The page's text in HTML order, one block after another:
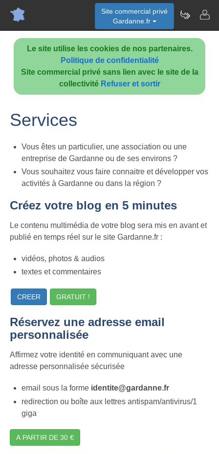
Le site utilise les cookies de nos partenaires.
Politique de confidentialité
Site commercial privé sans lien avec le site de la
collectivité Refuser et sortir
Site commercial privé
Gardanne.fr
Services
Vous êtes un particulier, une association ou une
entreprise de Gardanne ou de ses environs ?
Vous souhaitez vous faire connaitre et développer vos
activités à Gardanne ou dans la région ?
Créez votre blog en 5 minutes
Le contenu multimédia de votre blog sera mis en avant et
publié en temps réel sur le site Gardanne.fr :
vidéos, photos & audios
textes et commentaires
CREER GRATUIT !
Réservez une adresse email
personnalisée
Affirmez votre identité en communiquant avec une
adresse personnalisée sécurisée
email sous la forme identite@gardanne.fr
redirection ou boîte aux lettres antispam/antivirus/1
giga
A PARTIR DE 30 €